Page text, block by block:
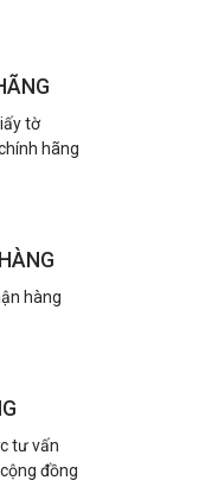
tờ
hãng
hàng
tư vấn
đồng